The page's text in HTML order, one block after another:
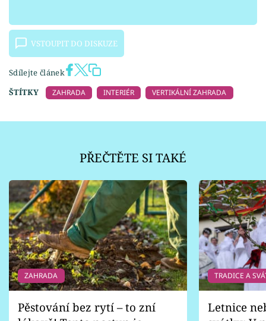
VSTOUPIT DO DISKUZE
Sdílejte článek
ŠTÍTKY
ZAHRADA INTERIÉR VERTIKÁLNÍ ZAHRADA
PŘEČTĚTE SI TAKÉ
ZAHRADA
Pěstování bez rytí – to zní
TRADICE A
Letnice